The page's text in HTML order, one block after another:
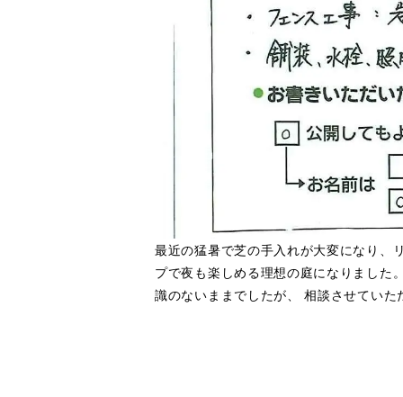
最近の猛暑で芝の手入れが大変になり、
プで夜も楽しめる理想の庭になりました
識のないままでしたが、 相談させてい